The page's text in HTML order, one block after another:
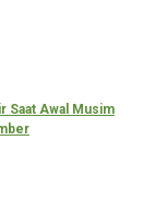
Saat Awal Musim